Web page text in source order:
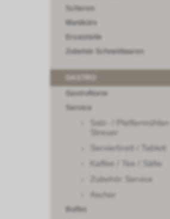
Scheren
Maniküre
Ersatzteile
Zubehör Schneidwaren
GastroNorm
Service
Salz- / Pfeffermühlen /
Streuer
Servierbrett / Tablett
Kaffee / Tee / Säfte
Zubehör Service
Ascher
Buffet